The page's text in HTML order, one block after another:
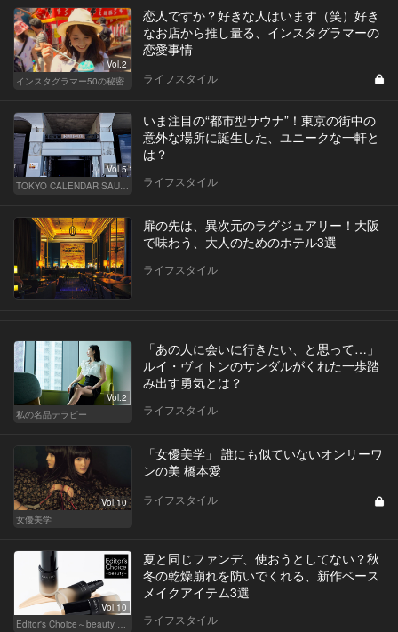
Vol.2
インスタグラマー50の秘密
恋人ですか？好きな人はいます（笑）好き
なお店から推し量る、インスタグラマーの
恋愛事情
ライフスタイル
Vol.5
TOKYO CALENDAR SAUNA CLUB ― トウカレ サウナクラブ ―
いま注目の“都市型サウナ”！東京の街中の
意外な場所に誕生した、ユニークな一軒と
は？
ライフスタイル
扉の先は、異次元のラグジュアリー！大阪
で味わう、大人のためのホテル3選
ライフスタイル
Vol.2
私の名品テラピー
「あの人に会いに行きたい、と思って…」
ルイ・ヴィトンのサンダルがくれた一歩踏
み出す勇気とは？
ライフスタイル
Vol.10
女優美学
「女優美学」 誰にも似ていないオンリーワ
ンの美 橋本愛
ライフスタイル
Vol.10
Editor's Choice～beauty & wellness～
夏と同じファンデ、使おうとしてない？秋
冬の乾燥崩れを防いでくれる、新作ベース
メイクアイテム3選
ライフスタイル